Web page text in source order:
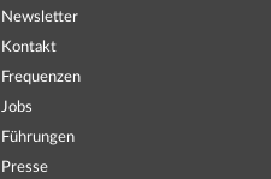
Newsletter
Kontakt
Frequenzen
Jobs
Führungen
Presse